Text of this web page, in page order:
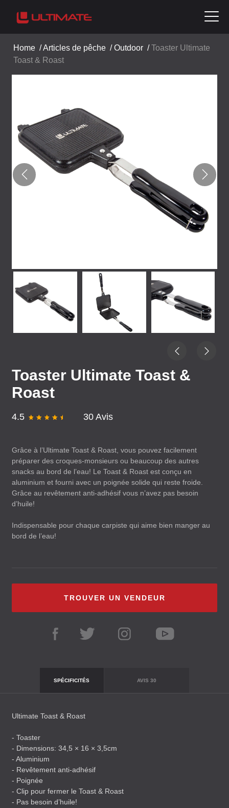
Home /Articles de pêche /Outdoor /Toaster Ultimate
Toast & Roast
Toaster Ultimate Toast &
Roast
4.5 30 Avis
Grâce à l’Ultimate Toast & Roast, vous pouvez facilement
préparer des croques-monsieurs ou beaucoup des autres
snacks au bord de l’eau! Le Toast & Roast est conçu en
aluminium et fourni avec un poignée solide qui reste froide.
Grâce au revêtement anti-adhésif vous n’avez pas besoin
d’huile!
Indispensable pour chaque carpiste qui aime bien manger au
bord de l’eau!
TROUVER UN VENDEUR
SPÉCIFICITÉS AVIS 30
Ultimate Toast & Roast
- Toaster
- Dimensions: 34,5 × 16 × 3,5cm
- Aluminium
- Revêtement anti-adhésif
- Poignée
- Clip pour fermer le Toast & Roast
- Pas besoin d’huile!